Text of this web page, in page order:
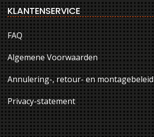
KLANTENSERVICE
FAQ
Algemene Voorwaarden
Annulering-, retour- en montagebeleid
Privacy-statement